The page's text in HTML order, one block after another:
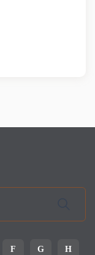
F G H